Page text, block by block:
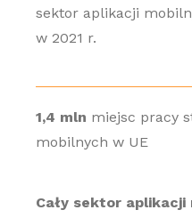
sektor aplikacji
w 2021 r.
1,4 mln miejsc pracy
mobilnych w UE
Cały sektor aplikacji